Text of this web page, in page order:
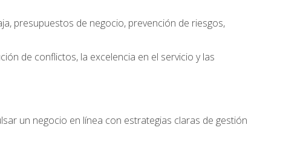
presupuestos de negocio, prevención de riesgos,
de conflictos, la excelencia en el servicio y las
un negocio en línea con estrategias claras de gestión